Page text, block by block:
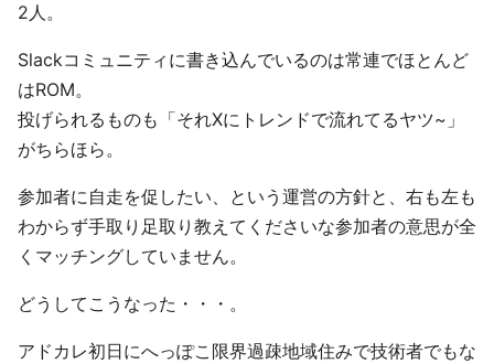
2人。
Slackコミュニティに書き込んでいるのは常連でほとんど
はROM。
投げられるものも「それXにトレンドで流れてるヤツ~」
がちらほら。
参加者に自走を促したい、という運営の方針と、右も左も
わからず手取り足取り教えてくださいな参加者の意思が全
くマッチングしていません。
どうしてこうなった・・・。
アドカレ初日にへっぽこ限界過疎地域住みで技術者でもな